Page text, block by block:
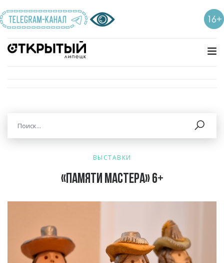
ВЫСТАВКИ
«Памяти мастера» 6+